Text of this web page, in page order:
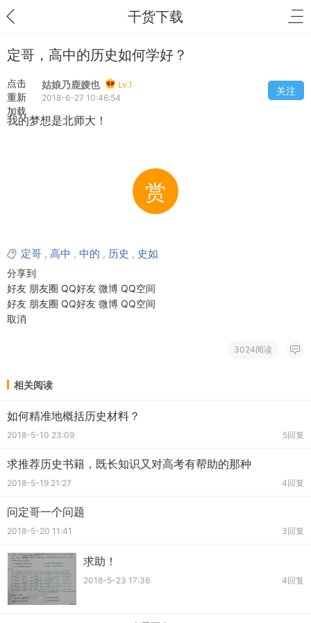
干货下载
定哥，高中的历史如何学好？
点击
重新
加载
姑娘乃鹿嫂也
Lv.1
2018-6-27 10:46:54
关注
我的梦想是北师大！
赏
定哥 , 高中 , 中的 , 历史 , 史如
分享到
好友 朋友圈 QQ好友 微博 QQ空间
好友 朋友圈 QQ好友 微博 QQ空间
取消
3024阅读
相关阅读
如何精准地概括历史材料？
2018-5-10 23:09 5回复
求推荐历史书籍，既长知识又对高考有帮助的那种
2018-5-19 21:27 4回复
问定哥一个问题
2018-5-20 11:41 3回复
求助！
2018-5-23 17:36 4回复